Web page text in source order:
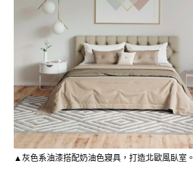
▲灰色系油漆搭配奶油色寢具，打造北歐風臥室。